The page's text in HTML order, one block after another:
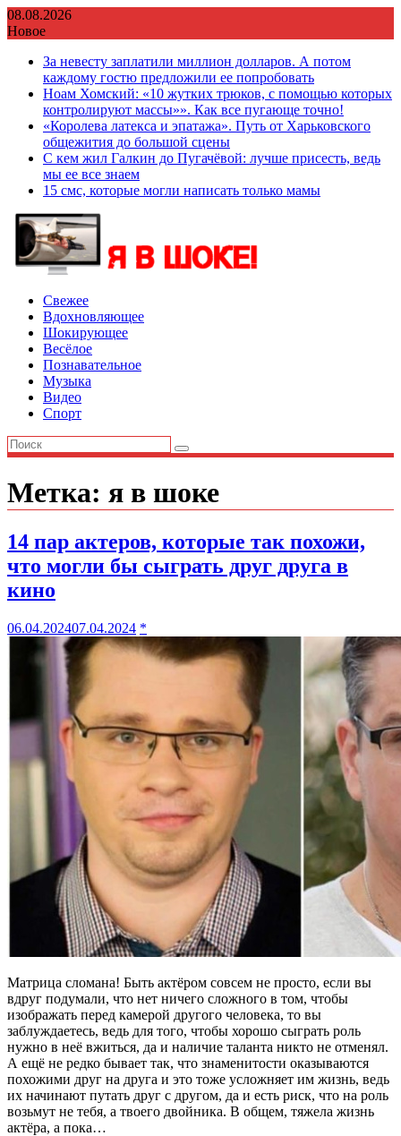
Перейти
к
08.08.2026
Новое
За невесту заплатили миллион долларов. А потом
каждому гостю предложили ее попробовать
Ноам Хомский: «10 жутких трюков, с помощью которых
контролируют массы»». Как все пугающе точно!
«Королева латекса и эпатажа». Путь от Харьковского
общежития до большой сцены
С кем жил Галкин до Пугачёвой: лучше присесть, ведь
мы ее все знаем
15 смс, которые могли написать только мамы
Свежее
Вдохновляющее
Шокирующее
Весёлое
Познавательное
Музыка
Видео
Спорт
Метка: я в шоке
14 пар актеров, которые так похожи,
что могли бы сыграть друг друга в
кино
06.04.202407.04.2024 *
Матрица сломана! Быть актёром совсем не просто, если вы
вдруг подумали, что нет ничего сложного в том, чтобы
изображать перед камерой другого человека, то вы
заблуждаетесь, ведь для того, чтобы хорошо сыграть роль
нужно в неё вжиться, да и наличие таланта никто не отменял.
А ещё не редко бывает так, что знаменитости оказываются
похожими друг на друга и это тоже усложняет им жизнь, ведь
их начинают путать друг с другом, да и есть риск, что на роль
возьмут не тебя, а твоего двойника. В общем, тяжела жизнь
актёра, а пока…